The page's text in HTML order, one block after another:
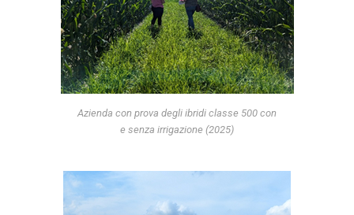
Azienda con prova degli ibridi classe 500 con
e senza irrigazione (2025)